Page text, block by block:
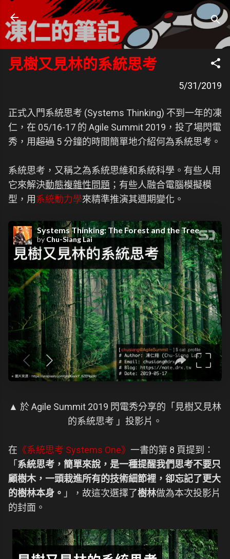
跳到主要內容
凍仁的筆記
- https://note.drx.tw
見樹又見林的系統思考
5/31/2019
正式入門系統思考 (Systems Thinking) 不到一年的凍
仁，在 05/16-17 的 Agile Summit 2019，投了場閃電
秀，用超過 5 分鐘的時間簡單地介紹何為系統思考。
系統思考，又稱之為系統思維和系統科學。有些人用
它來解決動態複雜性問題 ；有些人融合電腦模擬模
型，用系統動力學來精準推演其週期變化。
▲ 於 Agile Summit 2019 閃電秀分享的「見樹又見林
的系統思考 」投影片。
在 《系統思考 Systems One》 一書的第 8 頁提到：
「 系統思考，簡單來說，是一種提醒我們思考不要只
顧樹木，一頭栽進所有的技術細節裡，卻忘記了更大
的樹林本身。 」，故這次選擇了樹林做為本次投影片
的封面。